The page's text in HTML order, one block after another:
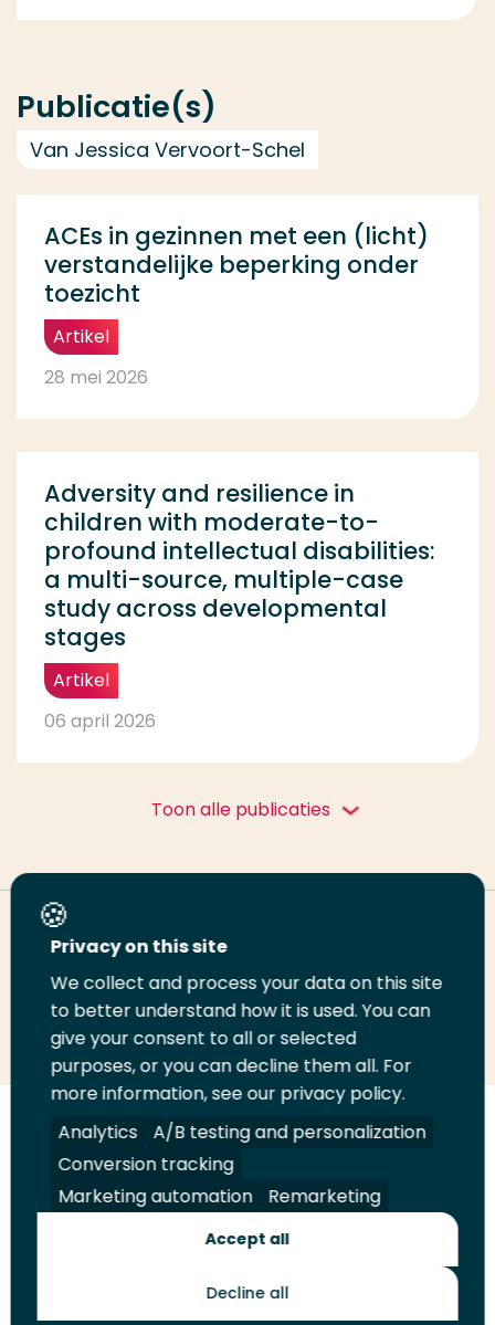
Publicatie(s)
Van Jessica Vervoort-Schel
ACEs in gezinnen met een (licht)
verstandelijke beperking onder
toezicht
Artikel
28 mei 2026
Adversity and resilience in
children with moderate-to-
profound intellectual disabilities:
a multi-source, multiple-case
study across developmental
stages
Artikel
06 april 2026
Toon alle publicaties
Deel deze pagina
Deel
LinkedIn
Deel
op
Twitter
Deel
op
Facebook
Email
deze
pagina
Print
deze
pagina
Volg
ons
op
LinkedIn
Volg
ons
op
Facebook
Volg
ons
op
YouTube
Volg
ons
op
Instagram
Juridisch Security A-Z Index
Toekomstmakers
Privacy on this site
We collect and process your data on this site
to better understand how it is used. You can
give your consent to all or selected
purposes, or you can decline them all. For
more information, see our privacy policy.
Analytics
A/B testing and personalization
Conversion tracking
Marketing automation
Remarketing
Accept all
Decline all